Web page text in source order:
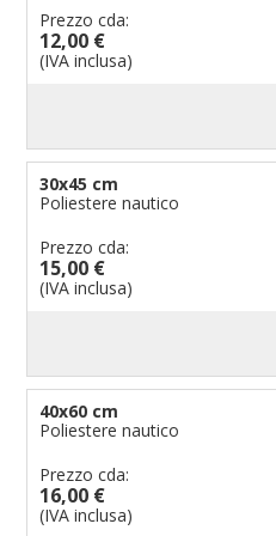
Bandiere per riserve
Bandiere per musicisti
pennoni per bandiere
Prezzo cda:
12,00 €
(IVA inclusa)
30x45 cm
Poliestere nautico
Prezzo cda:
15,00 €
(IVA inclusa)
40x60 cm
Poliestere nautico
Prezzo cda:
16,00 €
(IVA inclusa)